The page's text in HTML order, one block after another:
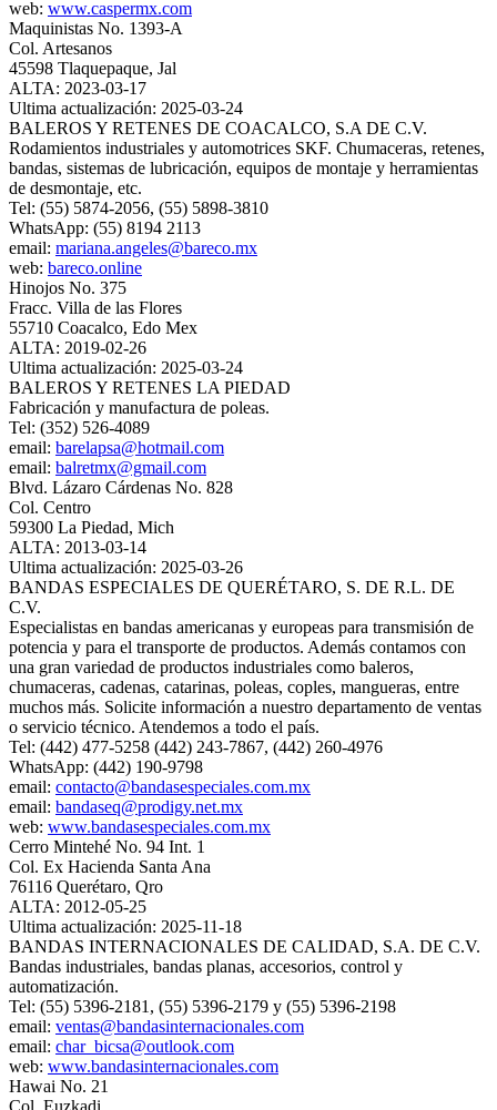
web: www.caspermx.com
Maquinistas No. 1393-A
Col. Artesanos
45598 Tlaquepaque, Jal
ALTA: 2023-03-17
Ultima actualización: 2025-03-24
BALEROS Y RETENES DE COACALCO, S.A DE C.V.
Rodamientos industriales y automotrices SKF. Chumaceras, retenes,
bandas, sistemas de lubricación, equipos de montaje y herramientas
de desmontaje, etc.
Tel: (55) 5874-2056, (55) 5898-3810
WhatsApp: (55) 8194 2113
email: mariana.angeles@bareco.mx
web: bareco.online
Hinojos No. 375
Fracc. Villa de las Flores
55710 Coacalco, Edo Mex
ALTA: 2019-02-26
Ultima actualización: 2025-03-24
BALEROS Y RETENES LA PIEDAD
Fabricación y manufactura de poleas.
Tel: (352) 526-4089
email: barelapsa@hotmail.com
email: balretmx@gmail.com
Blvd. Lázaro Cárdenas No. 828
Col. Centro
59300 La Piedad, Mich
ALTA: 2013-03-14
Ultima actualización: 2025-03-26
BANDAS ESPECIALES DE QUERÉTARO, S. DE R.L. DE
C.V.
Especialistas en bandas americanas y europeas para transmisión de
potencia y para el transporte de productos. Además contamos con
una gran variedad de productos industriales como baleros,
chumaceras, cadenas, catarinas, poleas, coples, mangueras, entre
muchos más. Solicite información a nuestro departamento de ventas
o servicio técnico. Atendemos a todo el país.
Tel: (442) 477-5258 (442) 243-7867, (442) 260-4976
WhatsApp: (442) 190-9798
email: contacto@bandasespeciales.com.mx
email: bandaseq@prodigy.net.mx
web: www.bandasespeciales.com.mx
Cerro Mintehé No. 94 Int. 1
Col. Ex Hacienda Santa Ana
76116 Querétaro, Qro
ALTA: 2012-05-25
Ultima actualización: 2025-11-18
BANDAS INTERNACIONALES DE CALIDAD, S.A. DE C.V.
Bandas industriales, bandas planas, accesorios, control y
automatización.
Tel: (55) 5396-2181, (55) 5396-2179 y (55) 5396-2198
email: ventas@bandasinternacionales.com
email: char_bicsa@outlook.com
web: www.bandasinternacionales.com
Hawai No. 21
Col. Euzkadi